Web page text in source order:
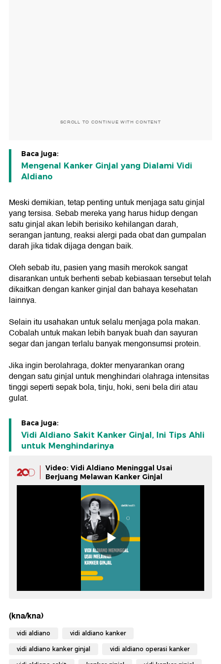
SCROLL TO CONTINUE WITH CONTENT
Baca juga:
Mengenal Kanker Ginjal yang Dialami Vidi
Aldiano
Meski demikian, tetap penting untuk menjaga satu ginjal
yang tersisa. Sebab mereka yang harus hidup dengan
satu ginjal akan lebih berisiko kehilangan darah,
serangan jantung, reaksi alergi pada obat dan gumpalan
darah jika tidak dijaga dengan baik.
Oleh sebab itu, pasien yang masih merokok sangat
disarankan untuk berhenti sebab kebiasaan tersebut telah
dikaitkan dengan kanker ginjal dan bahaya kesehatan
lainnya.
Selain itu usahakan untuk selalu menjaga pola makan.
Cobalah untuk makan lebih banyak buah dan sayuran
segar dan jangan terlalu banyak mengonsumsi protein.
Jika ingin berolahraga, dokter menyarankan orang
dengan satu ginjal untuk menghindari olahraga intensitas
tinggi seperti sepak bola, tinju, hoki, seni bela diri atau
gulat.
Baca juga:
Vidi Aldiano Sakit Kanker Ginjal, Ini Tips Ahli
untuk Menghindarinya
Video: Vidi Aldiano Meninggal Usai
Berjuang Melawan Kanker Ginjal
(kna/kna)
vidi aldiano vidi aldiano kanker
vidi aldiano kanker ginjal vidi aldiano operasi kanker